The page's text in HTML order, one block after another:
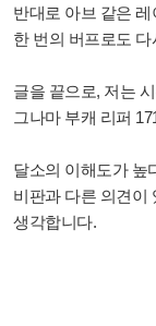
반대로 아브 같은
한 번의 버프로도
글을 끝으로, 저는
그나마 부캐 리퍼
달소의 이해도가 높
비판과 다른 의견이
생각합니다.